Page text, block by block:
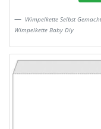
Wimpelkette Selbst
Wimpelkette Baby Diy